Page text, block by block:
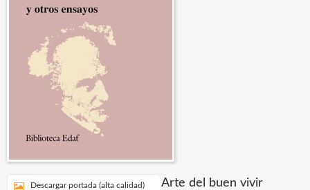
Descargar portada (alta calidad)
Arte del buen vivir